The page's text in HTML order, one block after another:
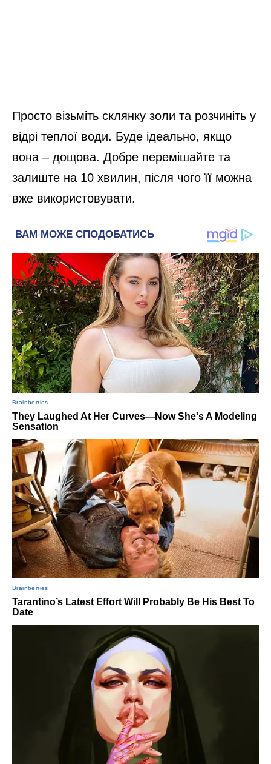
Просто візьміть склянку золи та розчиніть у
відрі теплої води. Буде ідеально, якщо
вона – дощова. Добре перемішайте та
залиште на 10 хвилин, після чого її можна
вже використовувати.